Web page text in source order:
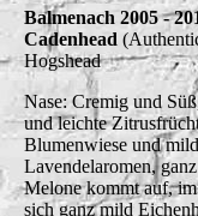
Balmenach 2005 -
Cadenhead
Hogshead
Nase: Cremig und
und leichte
Blumenwiese und
Lavendelaromen,
Melone kommt auf,
sich ganz mild